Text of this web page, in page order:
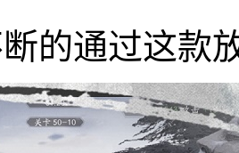
的通过这款